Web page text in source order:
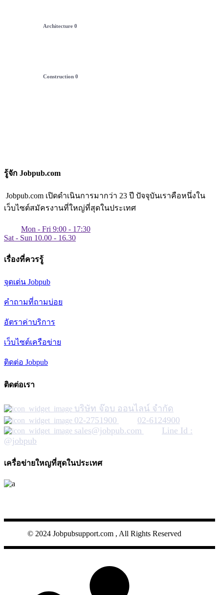
Architecture 0
Construction 0
รู้จัก Jobpub.com
Jobpub.com เปิดดำเนินการมากว่า 23 ปี ปัจจุบันเราคือหนึ่งใน
เว็บไซต์สมัครงานที่ใหญ่ที่สุดในประเทศ
Mon - Fri 9:00 - 17:30
Sat - Sun 10.00 - 16.30
เรื่องที่ควรรู้
จุดเด่น Jobpub
คำถามที่ถามบ่อย
อัตราค่าบริการ
เว็บไซต์เครือข่าย
ติดต่อ Jobpub
ติดต่อเรา
บริษัท จ๊อบ ออนไลน์ จำกัด
02-2751900
02-6124900
sales@jobpub.com
Line Id :
@jobpub
เครื่อข่ายใหญที่สุดในประเทศ
© 2024 Jobpubsupport.com , All Rights Reserved